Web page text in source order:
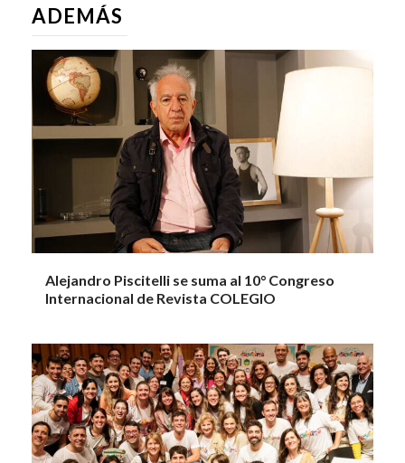
ADEMÁS
Alejandro Piscitelli se suma al 10° Congreso
Internacional de Revista COLEGIO